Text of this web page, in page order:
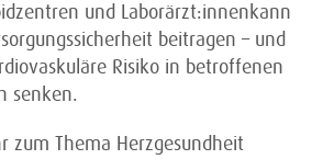
und Laborärzt:innenkann
beitragen – und
Risiko in betroffenen
senken.
zum Thema Herzgesundheit